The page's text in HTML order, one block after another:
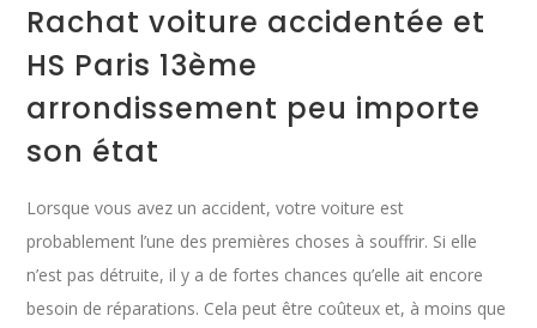
Rachat voiture accidentée et
HS Paris 13ème
arrondissement peu importe
son état
Lorsque vous avez un accident, votre voiture est
probablement l’une des premières choses à souffrir. Si elle
n’est pas détruite, il y a de fortes chances qu’elle ait encore
besoin de réparations. Cela peut être coûteux et, à moins que